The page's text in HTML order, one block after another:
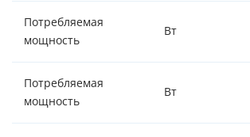
Потребляемая
мощность
Вт
Потребляемая
мощность
Вт